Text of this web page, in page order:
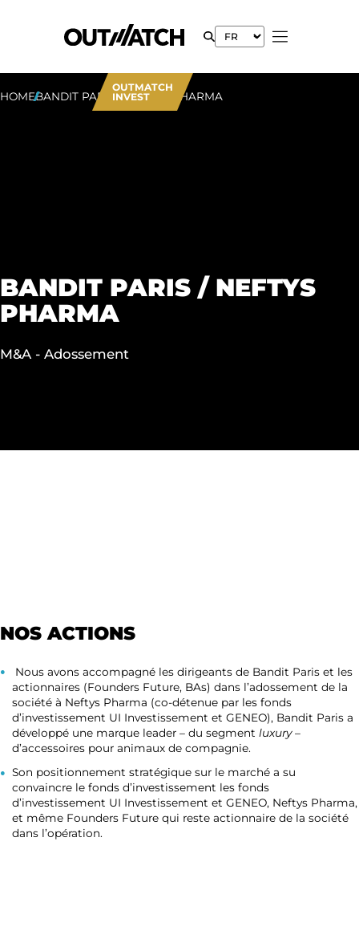
OUTMATCH
INVEST
HOMEBANDIT PARIS / NEFTYS PHARMA
BANDIT PARIS / NEFTYS
PHARMA
M&A - Adossement
NOS ACTIONS
Nous avons accompagné les dirigeants de Bandit Paris et les
actionnaires (Founders Future, BAs) dans l’adossement de la
société à Neftys Pharma (co-détenue par les fonds
d’investissement UI Investissement et GENEO), Bandit Paris a
développé une marque leader – du segment luxury–
d’accessoires pour animaux de compagnie.
Son positionnement stratégique sur le marché a su
convaincre le fonds d’investissement les fonds
d’investissement UI Investissement et GENEO, Neftys Pharma,
et même Founders Future qui reste actionnaire de la société
dans l’opération.